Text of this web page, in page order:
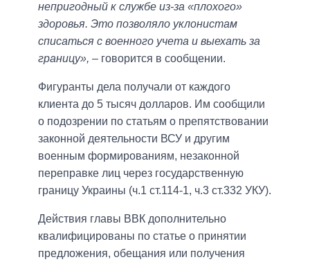
непригодный к службе из-за «плохого»
здоровья. Это позволяло уклонистам
списаться с военного учета и выехать за
границу», – говорится в сообщении.
Фигуранты дела получали от каждого
клиента до 5 тысяч долларов. Им сообщили
о подозрении по статьям о препятствовании
законной деятельности ВСУ и другим
военным формированиям, незаконной
переправке лиц через государственную
границу Украины (ч.1 ст.114-1, ч.3 ст.332 УКУ).
Действия главы ВВК дополнительно
квалифицированы по статье о принятии
предложения, обещания или получения